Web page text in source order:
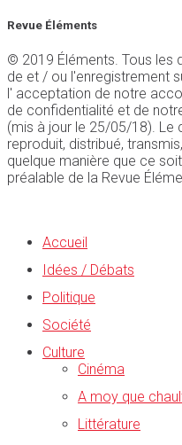
Revue Éléments
© 2019 Éléments. Tous les
de et / ou l'enregistrement
l' acceptation de notre
de confidentialité et de
(mis à jour le 25/05/18). Le
reproduit, distribué,
quelque manière que ce
préalable de la Revue
Accueil
Idées / Débats
Politique
Société
Culture
Cinéma
A moy que
Littérature